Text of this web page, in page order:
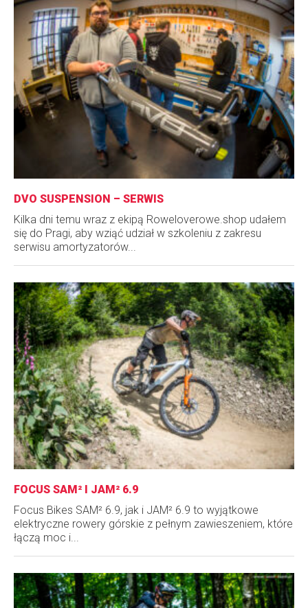
DVO SUSPENSION – SERWIS
Kilka dni temu wraz z ekipą Roweloverowe.shop udałem
się do Pragi, aby wziąć udział w szkoleniu z zakresu
serwisu amortyzatorów...
FOCUS SAM² I JAM² 6.9
Focus Bikes SAM² 6.9, jak i JAM² 6.9 to wyjątkowe
elektryczne rowery górskie z pełnym zawieszeniem, które
łączą moc i...